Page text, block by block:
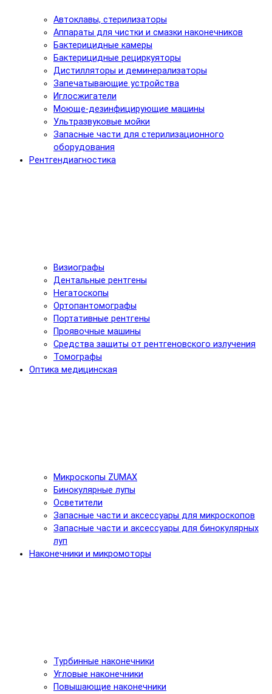
Автоклавы, стерилизаторы
Аппараты для чистки и смазки наконечников
Бактерицидные камеры
Бактерицидные рециркуяторы
Дистилляторы и деминерализаторы
Запечатывающие устройства
Иглосжигатели
Моюще-дезинфицирующие машины
Ультразвуковые мойки
Запасные части для стерилизационного
оборудования
Рентгендиагностика
Визиографы
Дентальные рентгены
Негатоскопы
Ортопантомографы
Портативные рентгены
Проявочные машины
Средства защиты от рентгеновского излучения
Томографы
Оптика медицинская
Микроскопы ZUMAX
Бинокулярные лупы
Осветители
Запасные части и аксессуары для микроскопов
Запасные части и аксессуары для бинокулярных
луп
Наконечники и микромоторы
Турбинные наконечники
Угловые наконечники
Повышающие наконечники